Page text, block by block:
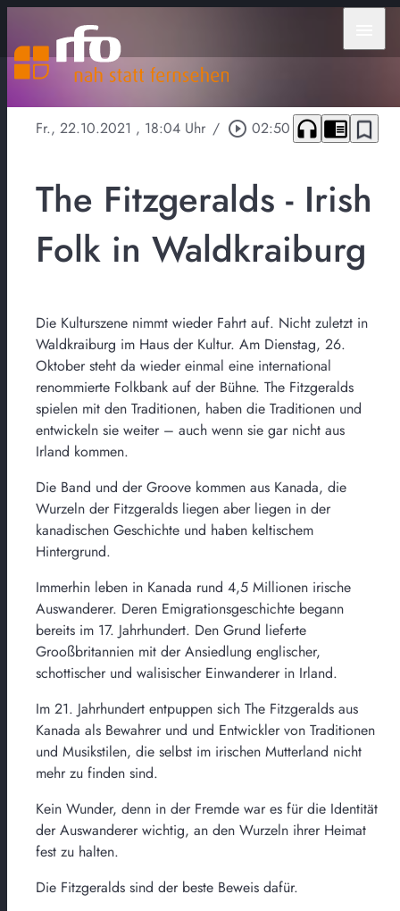
Fr., 22.10.2021 , 18:04 Uhr / play_circle_outline 02:50 headphones chrome_reader_mode bookmark_border
The Fitzgeralds - Irish
Folk in Waldkraiburg
Die Kulturszene nimmt wieder Fahrt auf. Nicht zuletzt in
Waldkraiburg im Haus der Kultur. Am Dienstag, 26.
Oktober steht da wieder einmal eine international
renommierte Folkbank auf der Bühne. The Fitzgeralds
spielen mit den Traditionen, haben die Traditionen und
entwickeln sie weiter – auch wenn sie gar nicht aus
Irland kommen.
Die Band und der Groove kommen aus Kanada, die
Wurzeln der Fitzgeralds liegen aber liegen in der
kanadischen Geschichte und haben keltischem
Hintergrund.
Immerhin leben in Kanada rund 4,5 Millionen irische
Auswanderer. Deren Emigrationsgeschichte begann
bereits im 17. Jahrhundert. Den Grund lieferte
Grooßbritannien mit der Ansiedlung englischer,
schottischer und walisischer Einwanderer in Irland.
Im 21. Jahrhundert entpuppen sich The Fitzgeralds aus
Kanada als Bewahrer und und Entwickler von Traditionen
und Musikstilen, die selbst im irischen Mutterland nicht
mehr zu finden sind.
Kein Wunder, denn in der Fremde war es für die Identität
der Auswanderer wichtig, an den Wurzeln ihrer Heimat
fest zu halten.
Die Fitzgeralds sind der beste Beweis dafür.